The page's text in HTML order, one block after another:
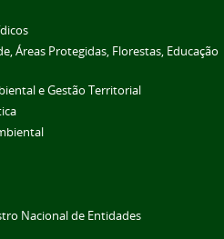
Áreas Protegidas, Florestas, Educação
e Gestão Territorial
Nacional de Entidades